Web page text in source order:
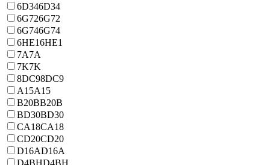
6D346D34
6G726G72
6G746G74
6HE16HE1
7A7A
7K7K
8DC98DC9
A15A15
B20BB20B
BD30BD30
CA18CA18
CD20CD20
D16AD16A
D4BHD4BH